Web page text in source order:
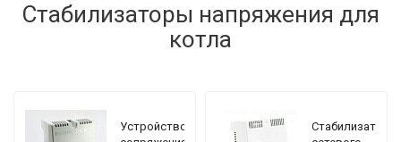
Стабилизаторы напряжения для
котла
Устройство
Стабилизатор